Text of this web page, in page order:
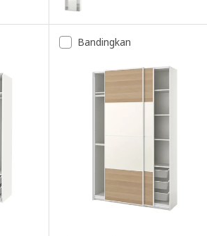
Bandingkan